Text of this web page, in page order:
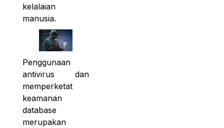
kelalaian
manusia.
Penggunaan
antivirus dan
memperketat
keamanan
database
merupakan